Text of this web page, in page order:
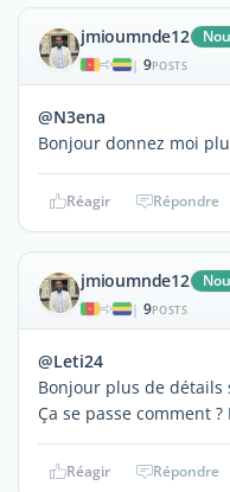
jmioumnde12
| 9POSTS
@N3ena
Bonjour donnez moi
Réagir Répondre
jmioumnde12
| 9POSTS
@Leti24
Bonjour plus de détails
Ça se passe comment
Réagir Répondre